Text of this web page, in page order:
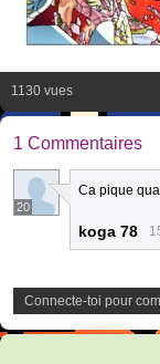
1130 vues
1 Commentaires
20
Ca pique
koga 78
Connecte-toi pour